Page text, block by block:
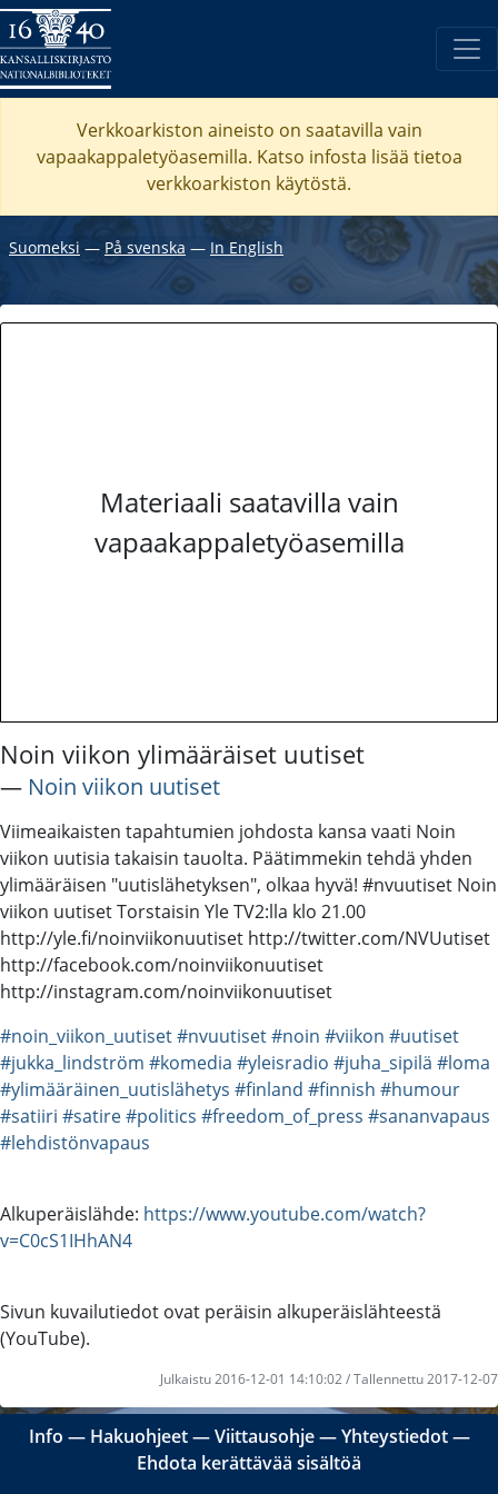
Verkkoarkiston aineisto on saatavilla vain
vapaakappaletyöasemilla. Katso infosta lisää tietoa
verkkoarkiston käytöstä.
Suomeksi ― På svenska ― In English
Materiaali saatavilla vain
vapaakappaletyöasemilla
Noin viikon ylimääräiset uutiset
― Noin viikon uutiset
Viimeaikaisten tapahtumien johdosta kansa vaati Noin
viikon uutisia takaisin tauolta. Päätimmekin tehdä yhden
ylimääräisen "uutislähetyksen", olkaa hyvä! #nvuutiset Noin
viikon uutiset Torstaisin Yle TV2:lla klo 21.00
http://yle.fi/noinviikonuutiset http://twitter.com/NVUutiset
http://facebook.com/noinviikonuutiset
http://instagram.com/noinviikonuutiset
#noin_viikon_uutiset#nvuutiset#noin #viikon #uutiset
#jukka_lindström #komedia #yleisradio #juha_sipilä #loma
#ylimääräinen_uutislähetys #finland #finnish #humour
#satiiri #satire#politics #freedom_of_press #sananvapaus
#lehdistönvapaus
Alkuperäislähde: https://www.youtube.com/watch?
v=C0cS1IHhAN4
Sivun kuvailutiedot ovat peräisin alkuperäislähteestä
(YouTube).
Julkaistu 2016-12-01 14:10:02 / Tallennettu 2017-12-07
Info ― Hakuohjeet―Viittausohje―Yhteystiedot―
Ehdota kerättävää sisältöä